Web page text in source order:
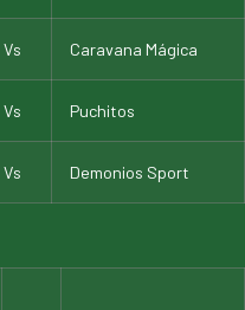
Vs Caravana Mágica
Vs Puchitos
Vs Demonios Sport